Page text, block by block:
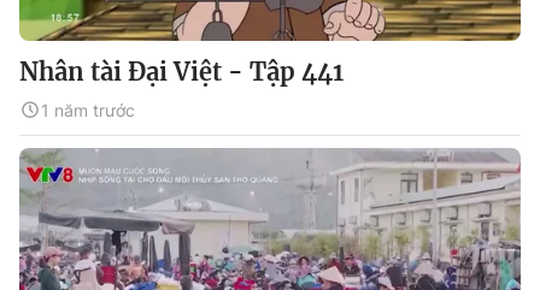
Nhân tài Đại Việt - Tập 441
1 năm trước